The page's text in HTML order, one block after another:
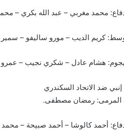
محمد مغربي – عبد الله بكري –
كريم الديب – مورو ساليفو –
هشام عادل – شكري نجيب – عمرو
ضد الاتحاد السكندري
المرمى: رمضان مصطفى.
أحمد كالوشا – أحمد صبيحة – محمد